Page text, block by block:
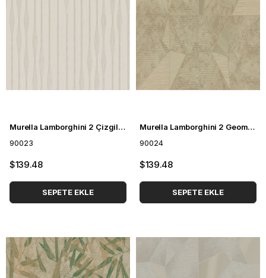
Murella Lamborghini 2 Çizgili Duvar Kağıdı 90023
90023
$139.48
SEPETE EKLE
Murella Lamborghini 2 Geometrik Desenli Duvar Kağıdı 90024
90024
$139.48
SEPETE EKLE